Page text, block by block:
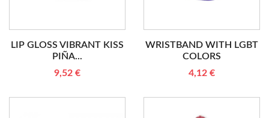
LIP GLOSS VIBRANT KISS
PIÑA...
9,52 €
WRISTBAND WITH LGBT
COLORS
4,12 €